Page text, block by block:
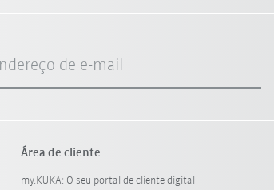
de e-mail
Área de cliente
my.KUKA: O seu portal de cliente digital